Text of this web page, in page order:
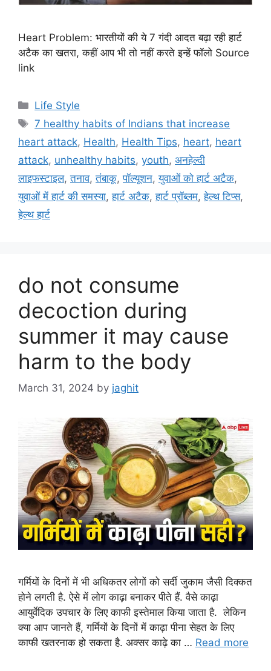
Heart Problem: भारतीयों की ये 7 गंदी आदत बढ़ा रही हार्ट
अटैक का खतरा, कहीं आप भी तो नहीं करते इन्हें फॉलो Source
link
C
a
e
g
o
r
i
Life Style
T
s
7 healthy habits of Indians that increase
heart attack, Health, Health Tips, heart, heart
attack, unhealthy habits, youth, अनहेल्दी
लाइफस्टाइल,तनाव,तंबाकू,पॉल्यूशन,युवाओं को हार्ट अटैक,
युवाओं में हार्ट की समस्या,हार्ट अटैक,हार्ट प्रॉब्लम,हेल्थ टिप्स,
हेल्थ हार्ट
do not consume
decoction during
summer it may cause
harm to the body
March 31, 2024 by jaghit
गर्मियों के दिनों में भी अधिकतर लोगों को सर्दी जुकाम जैसी दिक्कत
होने लगती है. ऐसे में लोग काढ़ा बनाकर पीते हैं. वैसे काढ़ा
आयुर्वेदिक उपचार के लिए काफी इस्तेमाल किया जाता है. लेकिन
क्या आप जानते हैं, गर्मियों के दिनों में काढ़ा पीना सेहत के लिए
काफी खतरनाक हो सकता है. अक्सर काढ़े का … Read more